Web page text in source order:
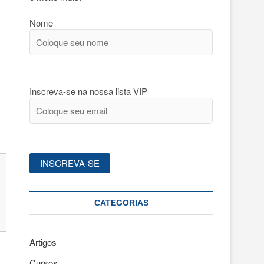
Nome
Inscreva-se na nossa lista VIP
CATEGORIAS
Artigos